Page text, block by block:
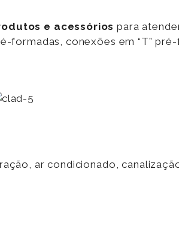
e acessórios para
formadas, conexões em “T”
ar condicionado,